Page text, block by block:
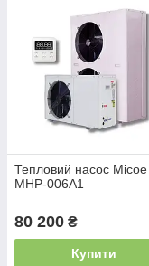
Тепловий насос Micoe
MHP-006A1
80 200 ₴
Купити